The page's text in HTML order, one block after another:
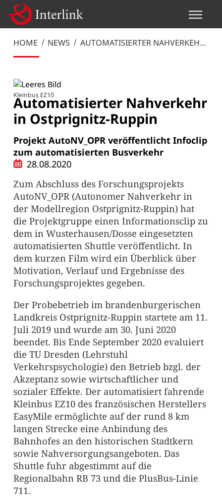
HOME NEWS
AUTOMATISIERTER NAHVERKEHR
Kleinbus EZ10
Automatisierter Nahverkehr
in Ostprignitz-Ruppin
Projekt AutoNV_OPR veröffentlicht Infoclip
zum automatisierten Busverkehr
28.08.2020
Zum Abschluss des Forschungsprojekts
AutoNV_OPR (Autonomer Nahverkehr in
der Modellregion Ostprignitz-Ruppin) hat
die Projektgruppe einen Informationsclip zu
dem in Wusterhausen/Dosse eingesetzten
automatisierten Shuttle veröffentlicht. In
dem kurzen Film wird ein Überblick über
Motivation, Verlauf und Ergebnisse des
Forschungsprojektes gegeben.
Der Probebetrieb im brandenburgerischen
Landkreis Ostprignitz-Ruppin startete am 11.
Juli 2019 und wurde am 30. Juni 2020
beendet. Bis Ende September 2020 evaluiert
die TU Dresden (Lehrstuhl
Verkehrspsychologie) den Betrieb bzgl. der
Akzeptanz sowie wirtschaftlicher und
sozialer Effekte. Der automatisiert fahrende
Kleinbus EZ10 des französischen Herstellers
EasyMile ermöglichte auf der rund 8 km
langen Strecke eine Anbindung des
Bahnhofes an den historischen Stadtkern
sowie Nahversorgungsangeboten. Das
Shuttle fuhr abgestimmt auf die
Regionalbahn RB 73 und die PlusBus-Linie
711.